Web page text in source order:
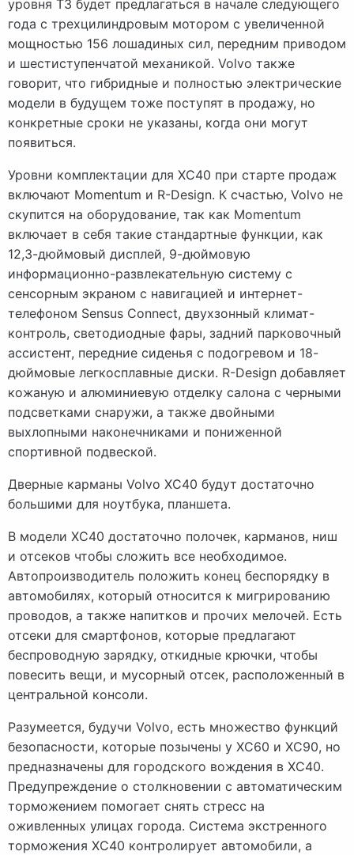
уровня T3 будет предлагаться в начале следующего
года с трехцилиндровым мотором с увеличенной
мощностью 156 лошадиных сил, передним приводом
и шестиступенчатой ​​механикой. Volvo также
говорит, что гибридные и полностью электрические
модели в будущем тоже поступят в продажу, но
конкретные сроки не указаны, когда они могут
появиться.
Уровни комплектации для XC40 при старте продаж
включают Momentum и R-Design. К счастью, Volvo не
скупится на оборудование, так как Momentum
включает в себя такие стандартные функции, как
12,3-дюймовый дисплей, 9-дюймовую
информационно-развлекательную систему с
сенсорным экраном с навигацией и интернет-
телефоном Sensus Connect, двухзонный климат-
контроль, светодиодные фары, задний парковочный
ассистент, передние сиденья с подогревом и 18-
дюймовые легкосплавные диски. R-Design добавляет
кожаную и алюминиевую отделку салона с черными
подсветками снаружи, а также двойными
выхлопными наконечниками и пониженной
спортивной подвеской.
Дверные карманы Volvo XC40 будут достаточно
большими для ноутбука, планшета.
В модели XC40 достаточно полочек, карманов, ниш
и отсеков чтобы сложить все необходимое.
Автопроизводитель положить конец беспорядку в
автомобилях, который относится к мигрированию
проводов, а также напитков и прочих мелочей. Есть
отсеки для смартфонов, которые предлагают
беспроводную зарядку, откидные крючки, чтобы
повесить вещи, и мусорный отсек, расположенный в
центральной консоли.
Разумеется, будучи Volvo, есть множество функций
безопасности, которые позычены у XC60 и XC90, но
предназначены для городского вождения в XC40.
Предупреждение о столкновении с автоматическим
торможением помогает снять стресс на
оживленных улицах города. Система экстренного
торможения XC40 контролирует автомобили, а